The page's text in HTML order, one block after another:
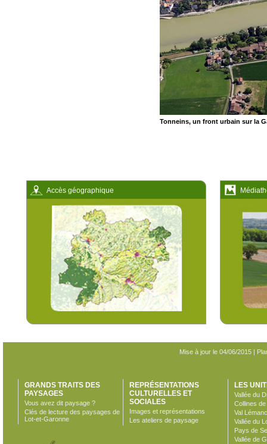
Tonneins, un front urbain sur la
Accès géographique
Mise à jour le 04/06/2015 |
GRANDS TRAITS DES
PAYSAGES
Vous avez dit paysage ?
Clés de lecture des paysages de
Lot-et-Garonne
REPRÉSENTATIONS
CULTURELLES ET
SOCIALES
Images et représentations
Les ateliers de paysage
LES
Vallée du
Collines
Val
Vallée du
Pays de
Vallée de